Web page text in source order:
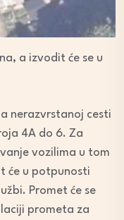
a izvodit će se u
nerazvrstanoj cesti
4A do 6. Za
vozilima u tom
će u potpunosti
Promet će se
prometa za